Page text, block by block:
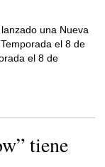
una Nueva
el 8 de
el 8 de
tiene